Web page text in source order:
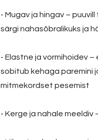
- Mugav ja hingav –
särgi nahasõbralikuks ja
- Elastne ja vormihoidev
sobitub kehaga paremini
mitmekordset pesemist
- Kerge ja nahale